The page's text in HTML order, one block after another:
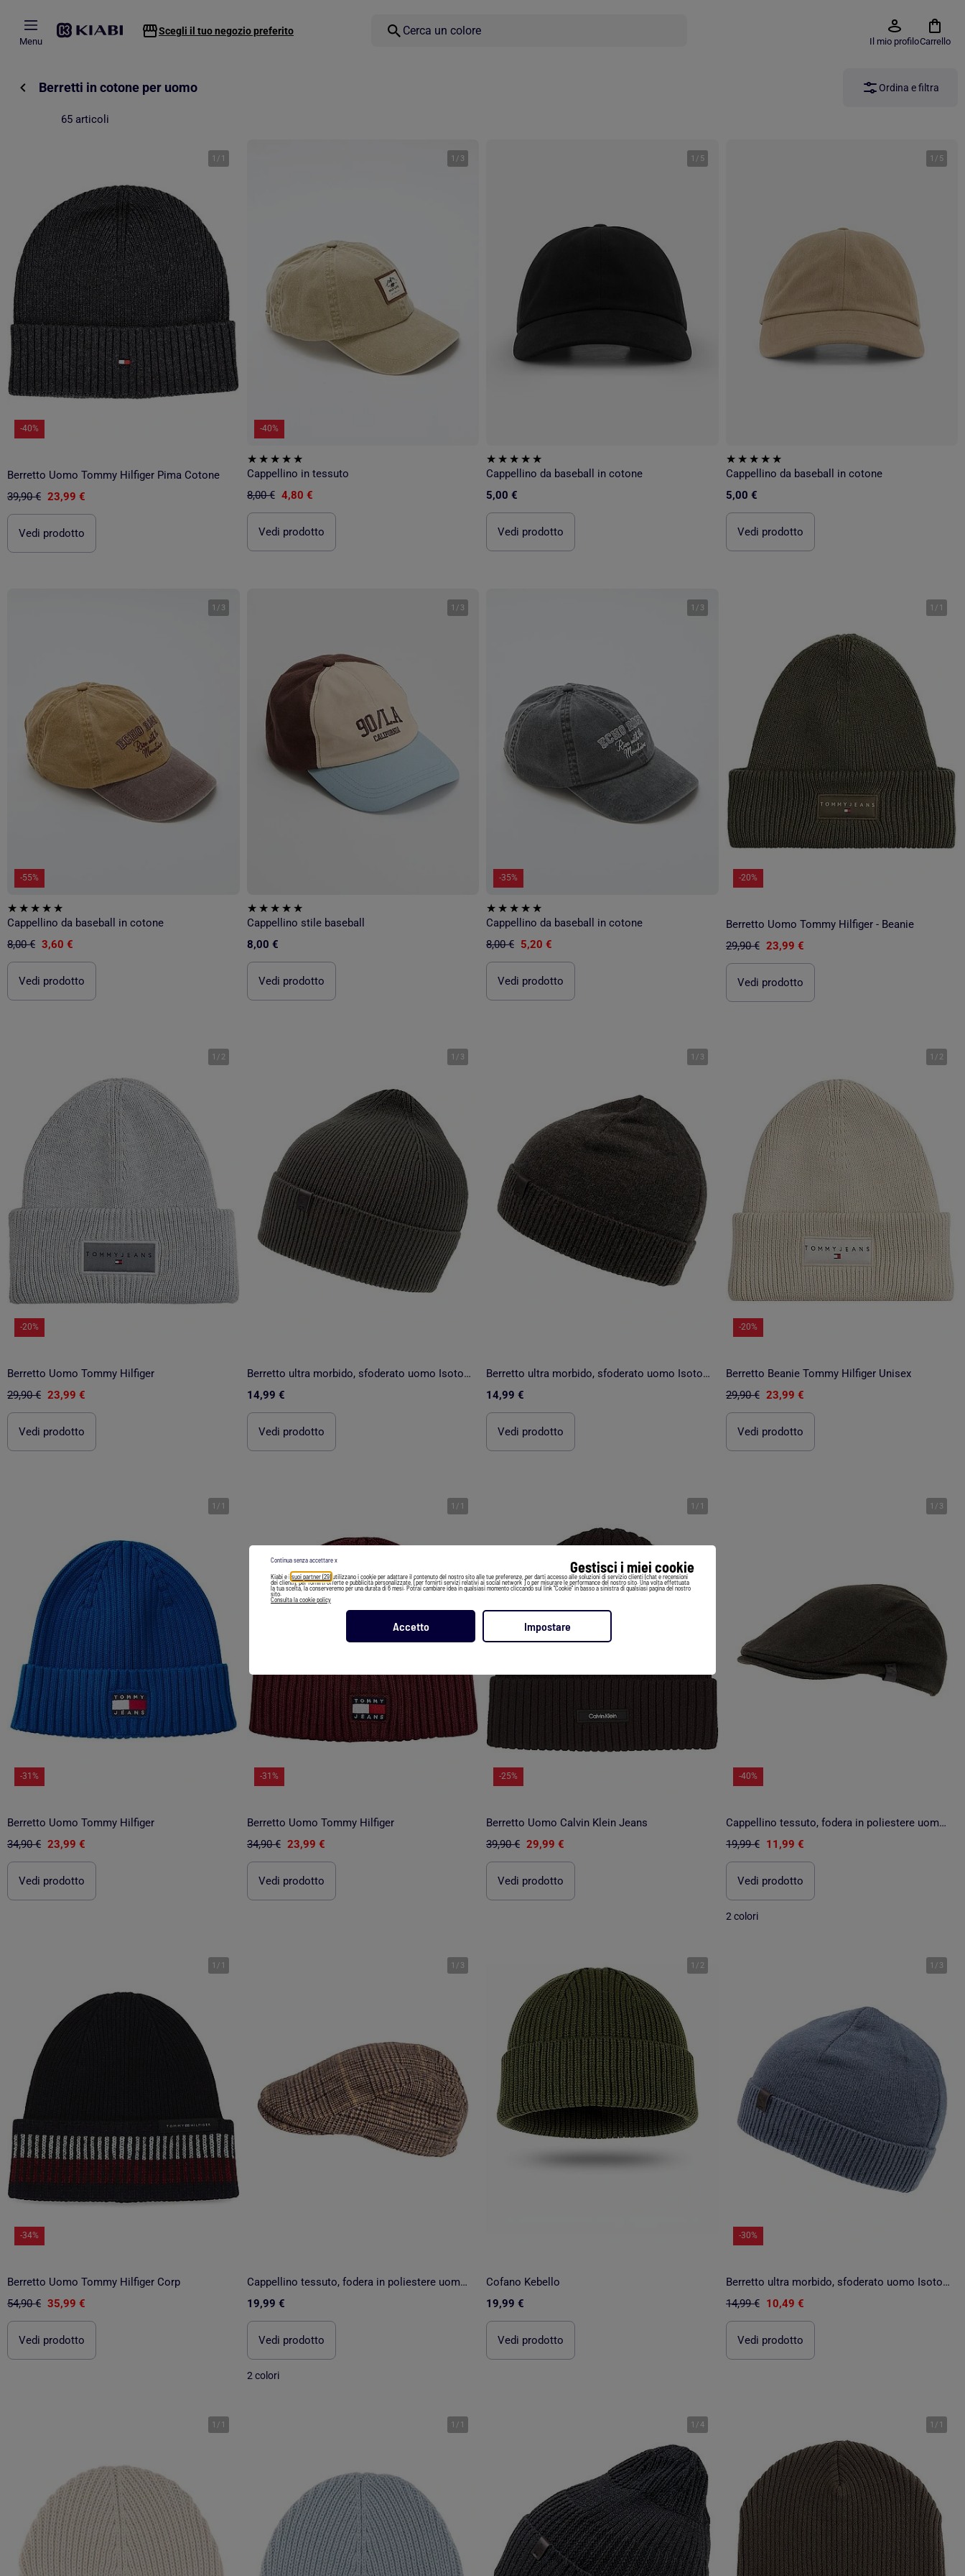
Gestisci i miei cookie
Kiabi e i suoi partner (29) utilizzano i cookie per adattare il contenuto del nostro sito alle tue preferenze, per darti accesso alle soluzioni di servizio clienti (chat e recensioni
dei clienti), per fornirti offerte e pubblicità personalizzate, [per fornirti servizi relativi ai social network ] o per misurare le performance del nostro sito. Una volta effettuata
la tua scelta, la conserveremo per una durata di 6 mesi. Potrai cambiare idea in qualsiasi momento cliccando sul link "Cookie" in basso a sinistra di qualsiasi pagina del nostro
sito.
Consulta la cookie policy
Accetto Impostare
Continua senza accettare x
Menu
Scegli il tuo negozio preferito
Il mio profiloCarrello
Berretti in cotone per uomo Ordina e filtra
65 articoli
1 / 1
-40%
Berretto Uomo Tommy Hilfiger Pima Cotone
39,90 € 23,99 €
Vedi prodotto
1 / 3
-40%
Cappellino in tessuto
8,00 € 4,80 €
Vedi prodotto
1 / 5
Cappellino da baseball in cotone
5,00 €
Vedi prodotto
1 / 5
Cappellino da baseball in cotone
5,00 €
Vedi prodotto
1 / 3
-55%
Cappellino da baseball in cotone
8,00 € 3,60 €
Vedi prodotto
1 / 3
Cappellino stile baseball
8,00 €
Vedi prodotto
1 / 3
-35%
Cappellino da baseball in cotone
8,00 € 5,20 €
Vedi prodotto
1 / 1
-20%
Berretto Uomo Tommy Hilfiger - Beanie
29,90 € 23,99 €
Vedi prodotto
1 / 2
-20%
Berretto Uomo Tommy Hilfiger
29,90 € 23,99 €
Vedi prodotto
1 / 3
Berretto ultra morbido, sfoderato uomo Isotoner
14,99 €
Vedi prodotto
1 / 3
Berretto ultra morbido, sfoderato uomo Isotoner
14,99 €
Vedi prodotto
1 / 2
-20%
Berretto Beanie Tommy Hilfiger Unisex
29,90 € 23,99 €
Vedi prodotto
1 / 1
-31%
Berretto Uomo Tommy Hilfiger
34,90 € 23,99 €
Vedi prodotto
1 / 1
-31%
Berretto Uomo Tommy Hilfiger
34,90 € 23,99 €
Vedi prodotto
1 / 1
-25%
Berretto Uomo Calvin Klein Jeans
39,90 € 29,99 €
Vedi prodotto
1 / 3
-40%
Cappellino tessuto, fodera in poliestere uomo Isotoner
19,99 € 11,99 €
Vedi prodotto
2 colori
1 / 1
-34%
Berretto Uomo Tommy Hilfiger Corp
54,90 € 35,99 €
Vedi prodotto
1 / 3
Cappellino tessuto, fodera in poliestere uomo Isotoner
19,99 €
Vedi prodotto
2 colori
1 / 2
Cofano Kebello
19,99 €
Vedi prodotto
1 / 3
-30%
Berretto ultra morbido, sfoderato uomo Isotoner
14,99 € 10,49 €
Vedi prodotto
1 / 1 1 / 1 1 /4 1 / 1